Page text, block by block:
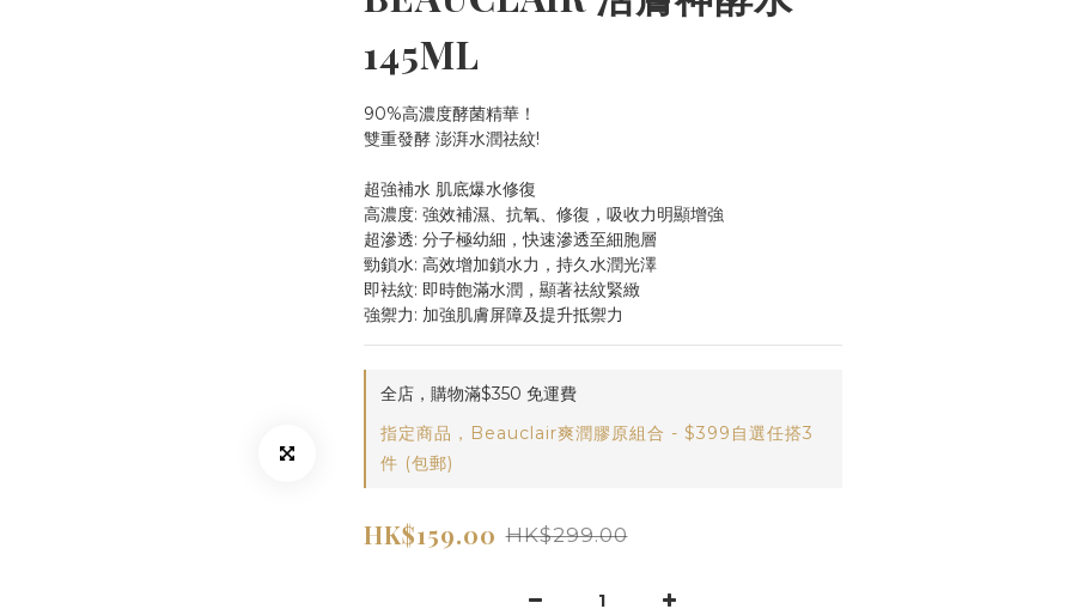
145ML
90%高濃度酵菌精華！
雙重發酵 澎湃水潤祛紋!
超強補水 肌底爆水修復
高濃度: 強效補濕、抗氧、修復，吸收力明顯增強
超滲透: 分子極幼細，快速滲透至細胞層
勁鎖水: 高效增加鎖水力，持久水潤光澤
即袪紋: 即時飽滿水潤，顯著祛紋緊緻
強禦力: 加強肌膚屏障及提升抵禦力
全店，購物滿$350 免運費
指定商品，Beauclair爽潤膠原組合 - $399自選任搭3
件 (包郵)
HK$159.00 HK$299.00